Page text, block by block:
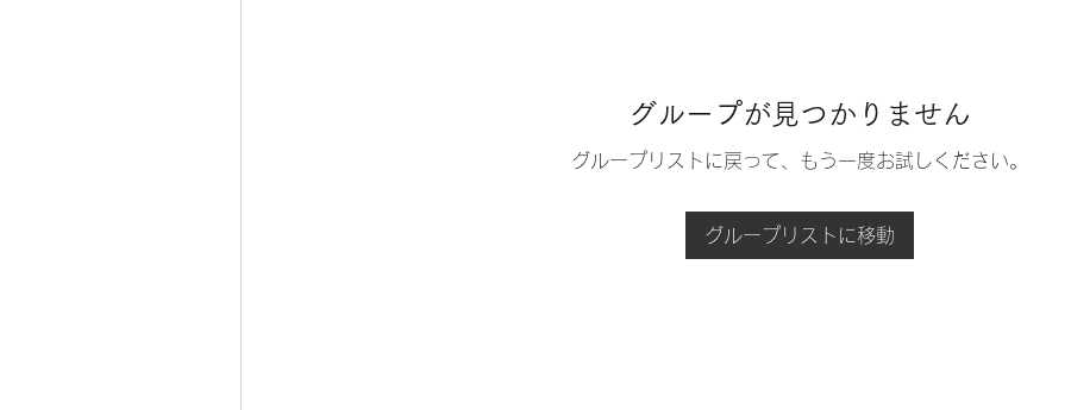
グループが見つかりません
グループリストに戻って、もう一度お試しください。
グループリストに移動